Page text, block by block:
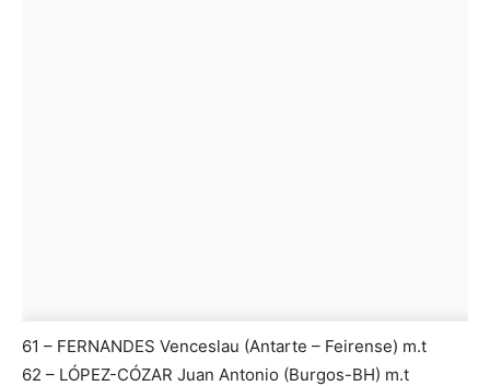
61 – FERNANDES Venceslau (Antarte – Feirense) m.t
62 – LÓPEZ-CÓZAR Juan Antonio (Burgos-BH) m.t